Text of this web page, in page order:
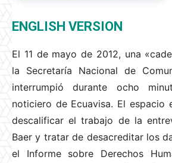
ENGLISH VERSION
El 11 de mayo de 2012, una
la Secretaría Nacional de
interrumpió durante ocho
noticiero de Ecuavisa. El espacio
descalificar el trabajo de la
Baer y tratar de desacreditar los
el Informe sobre Derechos